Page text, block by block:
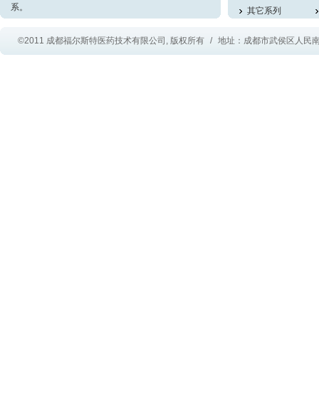
系。
其它系列
吗啉系列
©2011 成都福尔斯特医药技术有限公司, 版权所有 / 地址：成都市武侯区人民